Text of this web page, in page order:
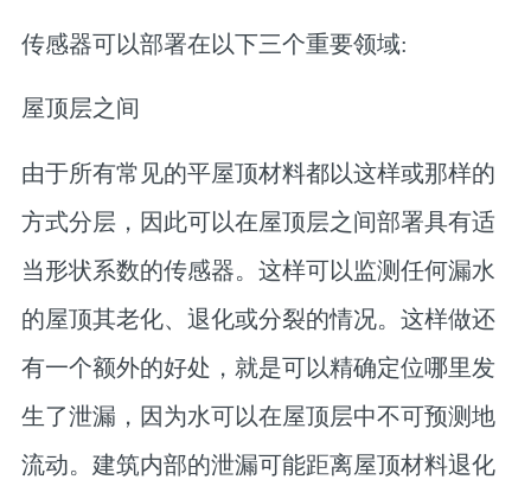
传感器可以部署在以下三个重要领域:
屋顶层之间
由于所有常见的平屋顶材料都以这样或那样的
方式分层，因此可以在屋顶层之间部署具有适
当形状系数的传感器。这样可以监测任何漏水
的屋顶其老化、退化或分裂的情况。这样做还
有一个额外的好处，就是可以精确定位哪里发
生了泄漏，因为水可以在屋顶层中不可预测地
流动。建筑内部的泄漏可能距离屋顶材料退化